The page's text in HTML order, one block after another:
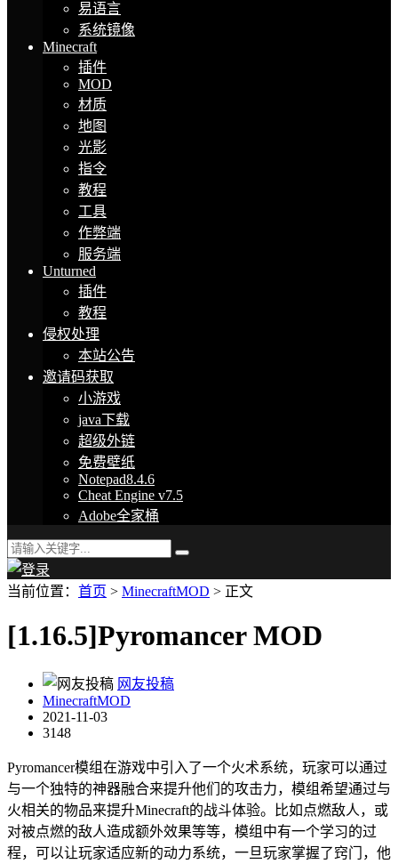
易语言
系统镜像
Minecraft
插件
MOD
材质
地图
光影
指令
教程
工具
作弊端
服务端
Unturned
插件
教程
侵权处理
本站公告
邀请码获取
小游戏
java下载
超级外链
免费壁纸
Notepad8.4.6
Cheat Engine v7.5
Adobe全家桶
当前位置： 首页 > MinecraftMOD > 正文
[1.16.5]Pyromancer MOD
网友投稿
MinecraftMOD
2021-11-03
3148
Pyromancer模组在游戏中引入了一个火术系统，玩家可以通过
与一个独特的神器融合来提升他们的攻击力，模组希望通过与
火相关的物品来提升Minecraft的战斗体验。比如点燃敌人，或
对被点燃的敌人造成额外效果等等，模组中有一个学习的过
程，可以让玩家适应新的动力系统，一旦玩家掌握了窍门，他